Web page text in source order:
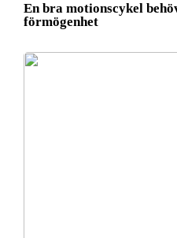
En bra motionscykel
förmögenhet